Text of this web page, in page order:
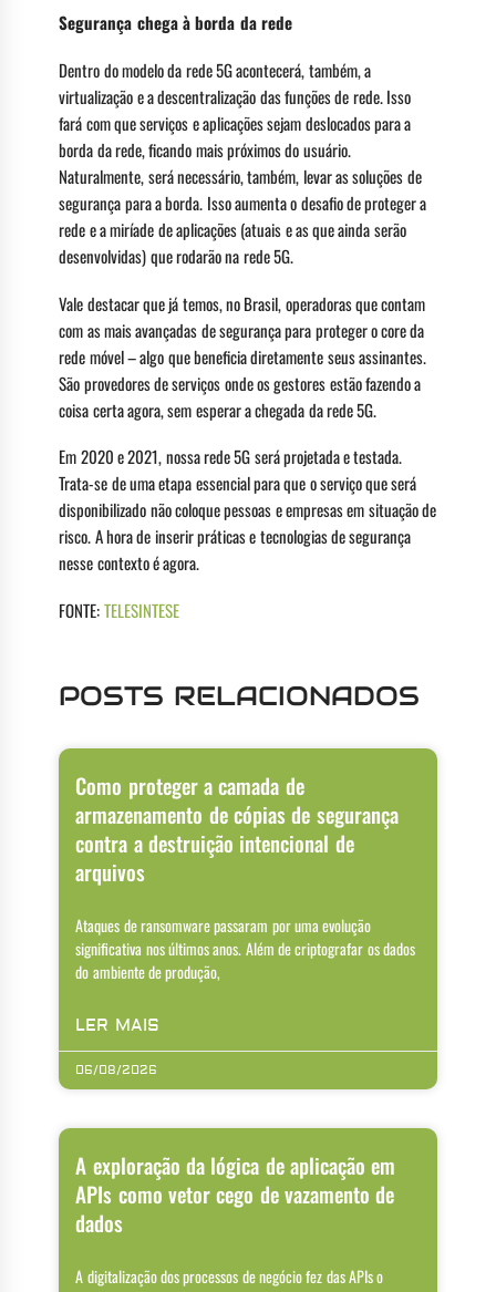
Segurança chega à borda da rede
Dentro do modelo da rede 5G acontecerá, também, a
virtualização e a descentralização das funções de rede. Isso
fará com que serviços e aplicações sejam deslocados para a
borda da rede, ficando mais próximos do usuário.
Naturalmente, será necessário, também, levar as soluções de
segurança para a borda. Isso aumenta o desafio de proteger a
rede e a miríade de aplicações (atuais e as que ainda serão
desenvolvidas) que rodarão na rede 5G.
Vale destacar que já temos, no Brasil, operadoras que contam
com as mais avançadas de segurança para proteger o core da
rede móvel – algo que beneficia diretamente seus assinantes.
São provedores de serviços onde os gestores estão fazendo a
coisa certa agora, sem esperar a chegada da rede 5G.
Em 2020 e 2021, nossa rede 5G será projetada e testada.
Trata-se de uma etapa essencial para que o serviço que será
disponibilizado não coloque pessoas e empresas em situação de
risco. A hora de inserir práticas e tecnologias de segurança
nesse contexto é agora.
FONTE:TELESINTESE
POSTS RELACIONADOS
Como proteger a camada de
armazenamento de cópias de segurança
contra a destruição intencional de
arquivos
Ataques de ransomware passaram por uma evolução
significativa nos últimos anos. Além de criptografar os dados
do ambiente de produção,
LER MAIS
06/08/2026
A exploração da lógica de aplicação em
APIs como vetor cego de vazamento de
dados
A digitalização dos processos de negócio fez das APIs o